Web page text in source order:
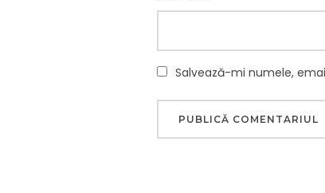
Salvează-mi numele,